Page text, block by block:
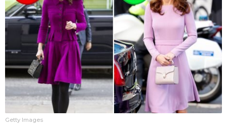
Getty Images